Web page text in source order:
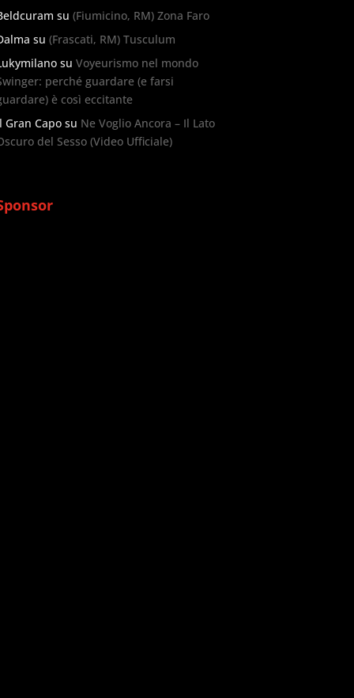
su (Fiumicino, RM) Zona Faro
su (Frascati, RM) Tusculum
su Voyeurismo nel mondo
perché guardare (e farsi
è così eccitante
Gran Caposu Ne Voglio Ancora – Il Lato
del Sesso (Video Ufficiale)